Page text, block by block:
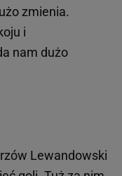
zmienia.
i
nam dużo
Lewandowski